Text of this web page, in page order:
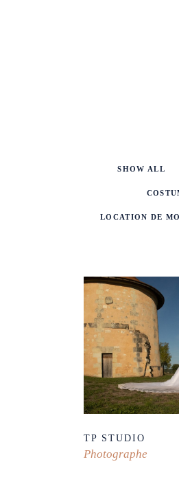
SHOW ALL
LOCATION DE
TP STUDIO
Photographe